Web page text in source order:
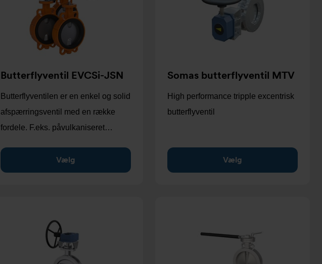
Butterflyventil EVCSi-JSN
Butterflyventilen er en enkel og solid
afspærringsventil med en række
fordele. F.eks. påvulkaniseret…
Vælg
Somas butterflyventil MTV
High performance tripple excentrisk
butterflyventil
Vælg